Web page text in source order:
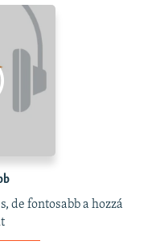
de fontosabb a hozzá